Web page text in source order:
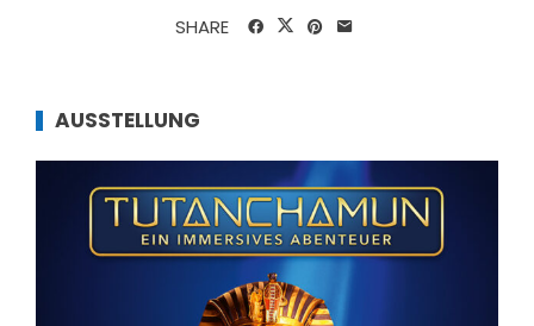
SHARE
AUSSTELLUNG